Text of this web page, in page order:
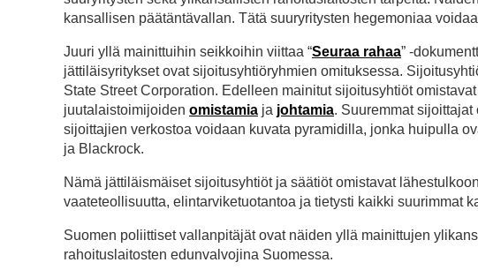
kansallisen päätäntävallan. Tätä suuryritysten hegemoniaa
Juuri yllä mainittuihin seikkoihin viittaa “Seuraa rahaa” -
jättiläisyritykset ovat sijoitusyhtiöryhmien omituksessa.
State Street Corporation. Edelleen mainitut sijoitusyhtiöt
juutalaistoimijoiden omistamia ja johtamia. Suuremmat
sijoittajien verkostoa voidaan kuvata pyramidilla, jonka huipulla
ja Blackrock.
Nämä jättiläismäiset sijoitusyhtiöt ja säätiöt omistavat
vaateteollisuutta, elintarviketuotantoa ja tietysti kaikki suurimmat
Suomen poliittiset vallanpitäjät ovat näiden yllä mainittujen
rahoituslaitosten edunvalvojina Suomessa.